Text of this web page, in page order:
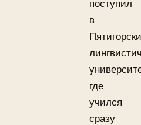
поступил
в
где
учился
сразу